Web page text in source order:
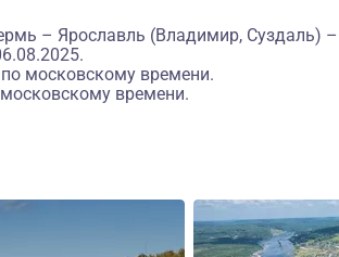
– Ярославль (Владимир, Суздаль)
московскому времени.
времени.